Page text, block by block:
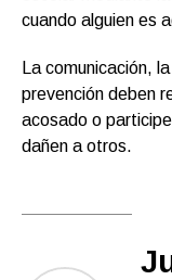
cuando alguien es
La comunicación,
prevención deben
acosado o
dañen a otros.